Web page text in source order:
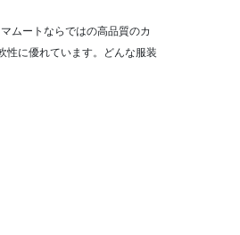
ムートならではの高品質のカ
性に優れています。どんな服装